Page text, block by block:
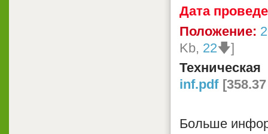
Дата
Положение:
Kb, 22🡇]
inf.pdf
Больше